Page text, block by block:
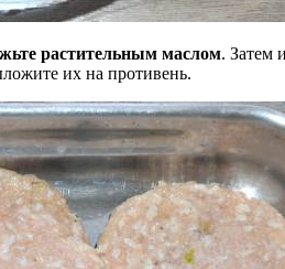
растительным маслом. Затем
их на противень.